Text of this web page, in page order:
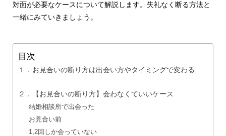
対面が必要なケースについて解説します。失礼なく断る方法と
一緒にみていきましょう。
目次
１．お見合いの断り方は出会い方やタイミングで変わる
２．【お見合いの断り方】会わなくていいケース
結婚相談所で出会った
お見合い前
1,2回しか会っていない